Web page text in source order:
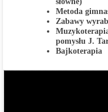
Metoda
Zabawy
pomysłu J.
Bajkoterapia